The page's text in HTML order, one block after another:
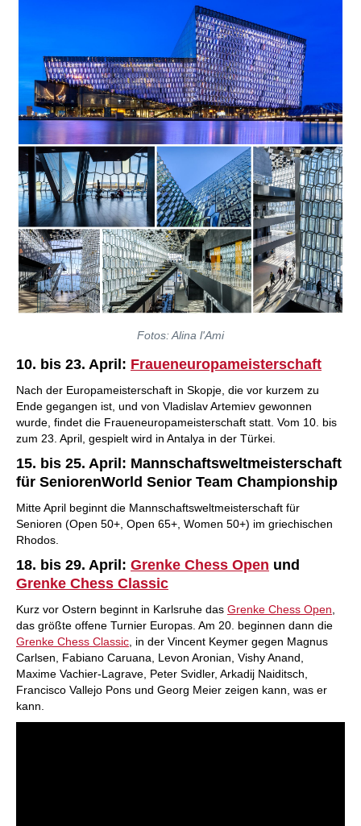
Fotos: Alina l'Ami
10. bis 23. April: Fraueneuropameisterschaft
Nach der Europameisterschaft in Skopje, die vor kurzem zu
Ende gegangen ist, und von Vladislav Artemiev gewonnen
wurde, findet die Fraueneuropameisterschaft statt. Vom 10. bis
zum 23. April, gespielt wird in Antalya in der Türkei.
15. bis 25. April: Mannschaftsweltmeisterschaft
für SeniorenWorld Senior Team Championship
Mitte April beginnt die Mannschaftsweltmeisterschaft für
Senioren (Open 50+, Open 65+, Women 50+) im griechischen
Rhodos.
18. bis 29. April: Grenke Chess Open und
Grenke Chess Classic
Kurz vor Ostern beginnt in Karlsruhe das Grenke Chess Open
das größte offene Turnier Europas. Am 20. beginnen dann die
Grenke Chess Classic , in der Vincent Keymer gegen Magnus
Carlsen, Fabiano Caruana, Levon Aronian, Vishy Anand,
Maxime Vachier-Lagrave, Peter Svidler, Arkadij Naiditsch,
Francisco Vallejo Pons und Georg Meier zeigen kann, was er
kann.